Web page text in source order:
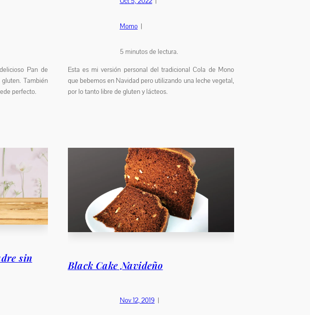
Pan de
También
perfecto.
Momo |
5 minutos de lectura.
Esta es mi versión personal del tradicional Cola de Mono
que bebemos en Navidad pero utilizando una leche vegetal,
por lo tanto libre de gluten y lácteos.
sin
Black Cake Navideño
Nov 12, 2019 |